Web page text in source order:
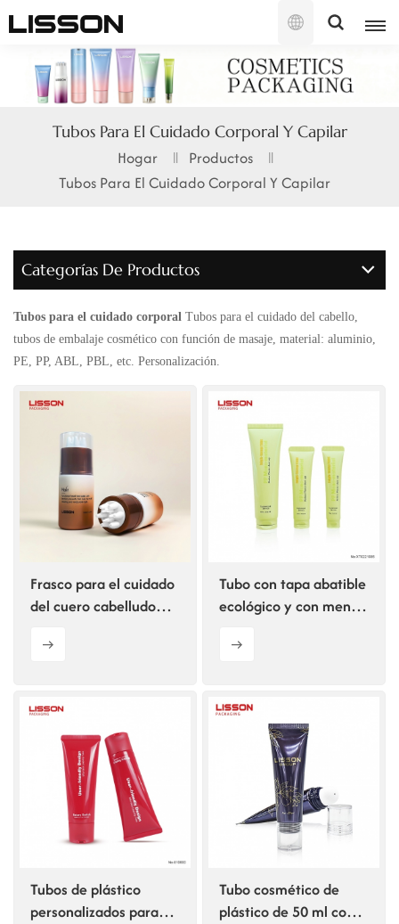
Español
English
français
русский
português
العربية
日本語
한국의
Tubos Para El Cuidado Corporal Y Capilar
Hogar
Productos
Tubos Para El Cuidado Corporal Y Capilar
Categorías De Productos
Tubos para el cuidado corporal Tubos para el cuidado del cabello,
tubos de embalaje cosmético con función de masaje, material: aluminio,
PE, PP, ABL, PBL, etc. Personalización.
Frasco para el cuidado
del cuero cabelludo
silicona.
Tubo con tapa abatible
ecológico y con menos
Tubos de plástico
personalizados para
Tubo cosmético de
plástico de 50 ml con